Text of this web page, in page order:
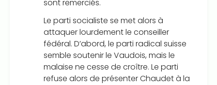
sont remerciés.
Le parti socialiste se met alors à
attaquer lourdement le conseiller
fédéral. D’abord, le parti radical suisse
semble soutenir le Vaudois, mais le
malaise ne cesse de croître. Le parti
refuse alors de présenter Chaudet à la